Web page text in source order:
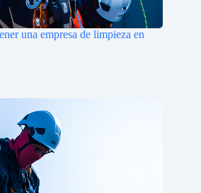
una empresa de limpieza en